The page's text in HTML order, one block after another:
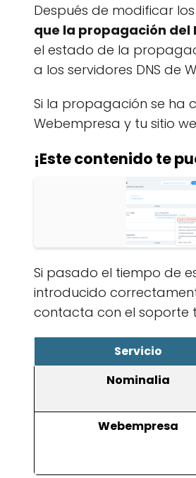
Después de modificar
que la propagación del
el estado de la
a los servidores DNS de
Si la propagación se ha
Webempresa y tu sitio
¡Este contenido te
Si pasado el tiempo de
introducido
contacta con el soporte
Servicio
Nominalia
Webempresa